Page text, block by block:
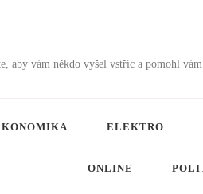
aby vám někdo vyšel vstříc a pomohl
ELEKTRO
ONLINE